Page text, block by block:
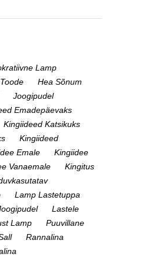
Lamp
Hea Sõnum
Joogipudel
Emadepäevaks
Kingiideed Katsikuks
Kingiideed
Emale
Kingiidee
Vanaemale
Kingitus
Lamp Lastetuppa
Lastele
Lamp
Puuvillane
Rannalina